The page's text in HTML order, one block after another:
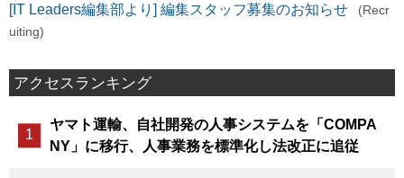
[IT Leaders編集部より] 編集スタッフ募集のお知らせ
(Recr
uiting)
アクセスランキング
ヤマト運輸、自社開発の人事システムを「COMPA
NY」に移行、人事業務を標準化し法改正に追従